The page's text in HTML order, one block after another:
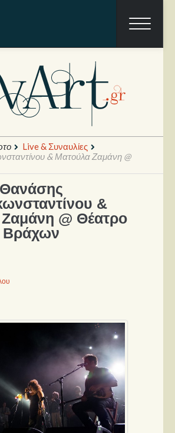
Live & Συναυλίες
& Ματούλα Ζαμάνη @
Θανάσης
&
@ Θέατρο
Βράχων